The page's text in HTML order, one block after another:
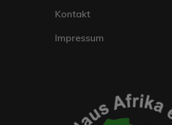
Kontakt
Impressum